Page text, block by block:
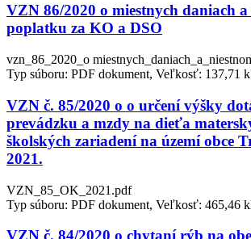
VZN 86/2020 o miestnych daniach
poplatku za KO a DSO
vzn_86_2020_o
Typ súboru: PDF dokument, Veľkosť: 137,71
VZN č. 85/2020 o o určení výšky
prevádzku a mzdy na dieťa
školských zariadení na území obce
2021.
VZN_85_OK_2021.pdf
Typ súboru: PDF dokument, Veľkosť: 465,46
VZN č. 84/2020 o chytaní rýb na